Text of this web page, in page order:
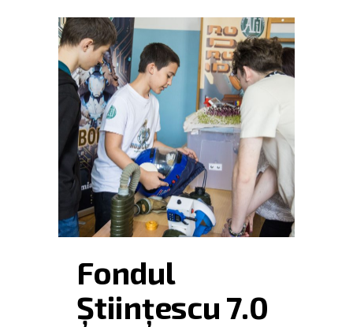
Fondul
Științescu 7.0